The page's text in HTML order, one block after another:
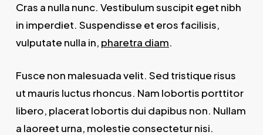
Cras a nulla nunc. Vestibulum suscipit eget nibh
in imperdiet. Suspendisse et eros facilisis,
vulputate nulla in, pharetra diam.
Fusce non malesuada velit. Sed tristique risus
ut mauris luctus rhoncus. Nam lobortis porttitor
libero, placerat lobortis dui dapibus non. Nullam
a laoreet urna, molestie consectetur nisi.